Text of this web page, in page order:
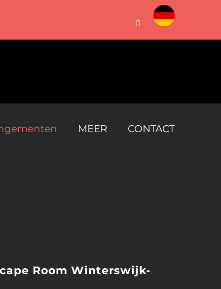
Facebook
Custom
MEER CONTACT
Room Winterswijk-